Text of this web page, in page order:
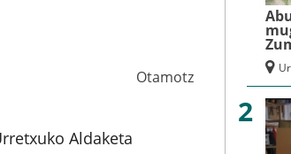
Otamotz
Aldaketa
2